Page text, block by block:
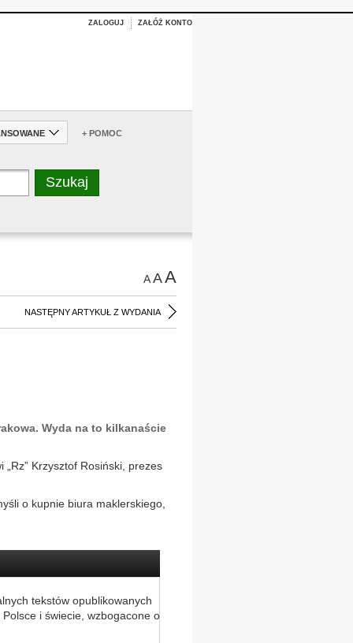
ZALOGUJ ZAŁÓŻ KONTO
+ POMOC
AAA
NASTĘPNY ARTYKUŁ Z WYDANIA
Wyda na to kilkanaście
Krzysztof Rosiński, prezes
o kupnie biura maklerskiego,
tekstów opublikowanych
i świecie, wzbogacone o